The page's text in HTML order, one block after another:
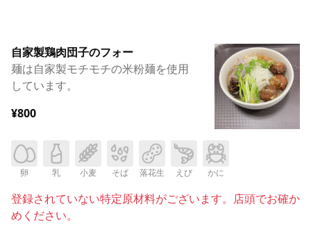
自家製鶏肉団子のフォー
麺は自家製モチモチの米粉麺を使用
しています。
¥800
卵 乳 小麦 そば 落花生 えび かに
登録されていない特定原材料がございます。店頭でお確か
めください。